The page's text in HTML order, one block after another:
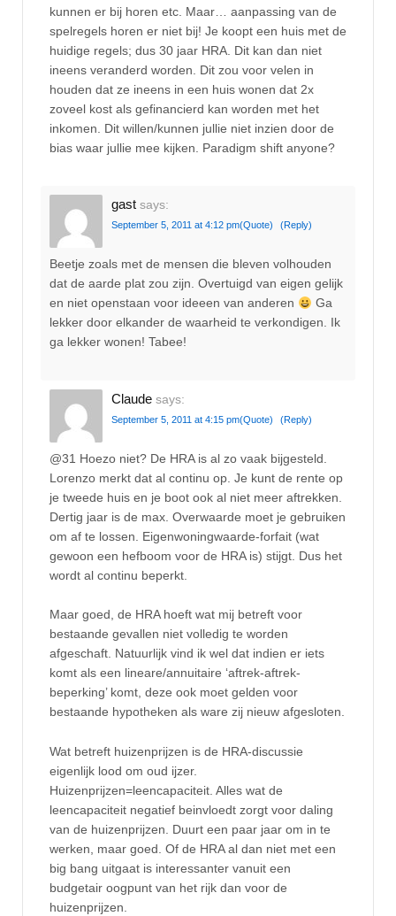
kunnen er bij horen etc. Maar… aanpassing van de
spelregels horen er niet bij! Je koopt een huis met de
huidige regels; dus 30 jaar HRA. Dit kan dan niet
ineens veranderd worden. Dit zou voor velen in
houden dat ze ineens in een huis wonen dat 2x
zoveel kost als gefinancierd kan worden met het
inkomen. Dit willen/kunnen jullie niet inzien door de
bias waar jullie mee kijken. Paradigm shift anyone?
gast says:
September 5, 2011 at 4:12 pm(Quote) (Reply)
Beetje zoals met de mensen die bleven volhouden
dat de aarde plat zou zijn. Overtuigd van eigen gelijk
en niet openstaan voor ideeen van anderen
Ga
lekker door elkander de waarheid te verkondigen. Ik
ga lekker wonen! Tabee!
Claude says:
September 5, 2011 at 4:15 pm(Quote) (Reply)
@31 Hoezo niet? De HRA is al zo vaak bijgesteld.
Lorenzo merkt dat al continu op. Je kunt de rente op
je tweede huis en je boot ook al niet meer aftrekken.
Dertig jaar is de max. Overwaarde moet je gebruiken
om af te lossen. Eigenwoningwaarde-forfait (wat
gewoon een hefboom voor de HRA is) stijgt. Dus het
wordt al continu beperkt.
Maar goed, de HRA hoeft wat mij betreft voor
bestaande gevallen niet volledig te worden
afgeschaft. Natuurlijk vind ik wel dat indien er iets
komt als een lineare/annuitaire ‘aftrek-aftrek-
beperking’ komt, deze ook moet gelden voor
bestaande hypotheken als ware zij nieuw afgesloten.
Wat betreft huizenprijzen is de HRA-discussie
eigenlijk lood om oud ijzer.
Huizenprijzen=leencapaciteit. Alles wat de
leencapaciteit negatief beinvloedt zorgt voor daling
van de huizenprijzen. Duurt een paar jaar om in te
werken, maar goed. Of de HRA al dan niet met een
big bang uitgaat is interessanter vanuit een
budgetair oogpunt van het rijk dan voor de
huizenprijzen.